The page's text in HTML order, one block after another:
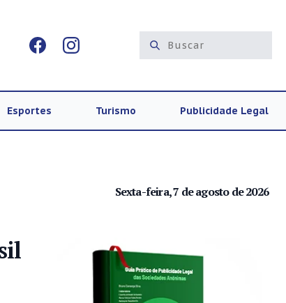
Esportes Turismo Publicidade Legal
Sexta-feira, 7 de agosto de 2026